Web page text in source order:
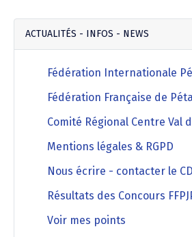
ACTUALITÉS - INFOS - NEWS
Fédération Internationale
Fédération Française de
Comité Régional Centre Val
Mentions légales & RGPD
Nous écrire - contacter le CD
Résultats des Concours
Voir mes points